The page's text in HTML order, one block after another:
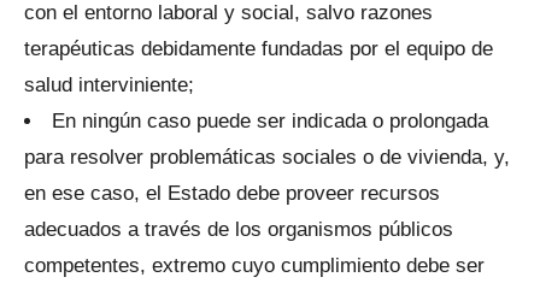
con el entorno laboral y social, salvo razones
terapéuticas debidamente fundadas por el equipo de
salud interviniente;
En ningún caso puede ser indicada o prolongada
para resolver problemáticas sociales o de vivienda, y,
en ese caso, el Estado debe proveer recursos
adecuados a través de los organismos públicos
competentes, extremo cuyo cumplimiento debe ser